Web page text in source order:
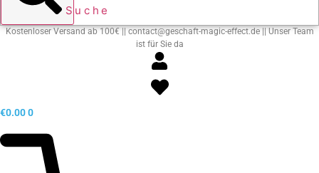
Suche
Kostenloser Versand ab 100€ || contact@geschaft-magic-effect.de || Unser Team
ist für Sie da
€0.000